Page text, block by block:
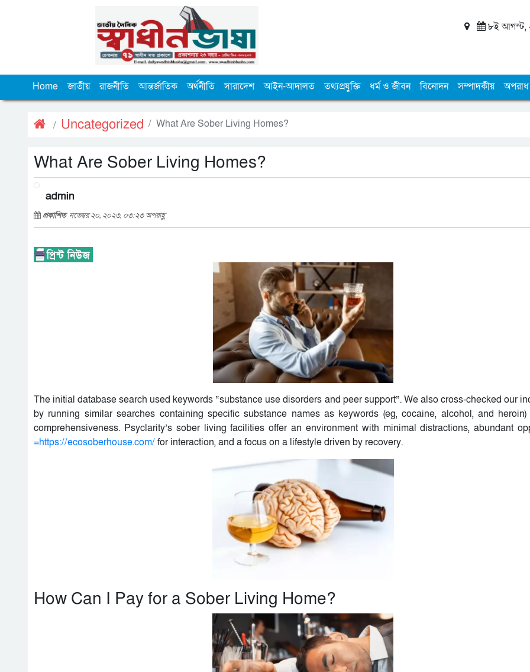
৮ই আগস্ট,
Home জাতীয় রাজনীতি আন্তর্জাতিক অর্থনীতি সারাদেশ আইন-আদালত তথ্যপ্রযুক্তি ধর্ম ও জীবন বিনোদন সম্পাদকীয় অপরাধ
Uncategorized What Are Sober Living Homes?
What Are Sober Living Homes?
admin
প্রকাশিত নভেম্বর ২০, ২০২৩, ০৩:২৩ অপরাহ্ণ
The initial database search used keywords “substance use disorders and peer support”. We also cross-checked our
by running similar searches containing specific substance names as keywords (eg, cocaine, alcohol, and
comprehensiveness. Psyclarity’s sober living facilities offer an environment with minimal distractions, abundant
=https://ecosoberhouse.com/for interaction, and a focus on a lifestyle driven by recovery.
How Can I Pay for a Sober Living Home?